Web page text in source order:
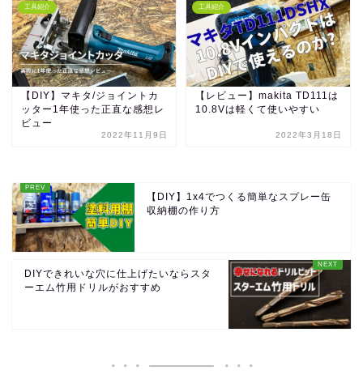
工具紹介
【DIY】マキタ/ジョイントカ
ッター1年使った正直な感想レ
ビュー
2022年11月9日
工具紹介
【レビュー】makita TD111は
10.8Vは軽くて使いやすい
2022年3月18日
【DIY】1x4でつくる簡単なスプレー缶
収納棚の作り方
DIYできれいな穴に仕上げたいならスタ
ーエム竹用ドリルがおすすめ